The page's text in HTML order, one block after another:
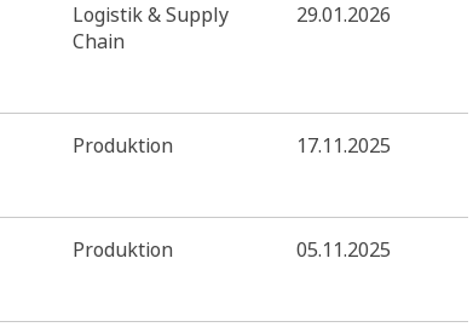
Logistik & Supply
Chain
29.01.2026
Produktion 17.11.2025
Produktion 05.11.2025